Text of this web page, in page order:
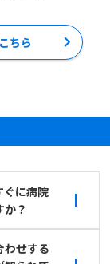
ちら
ぐに病院
？
わせする